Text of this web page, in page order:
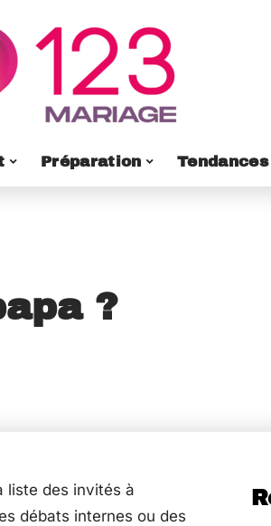
Préparation Tendances
?
liste des invités à
débats internes ou des